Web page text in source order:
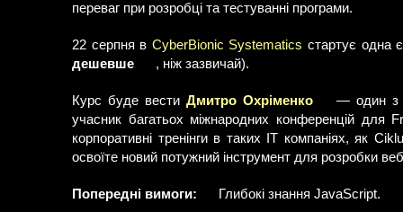
переваг при розробці та тестуванні програми.
22 серпня в CyberBionic Systematics стартує одна
дешевше
, ніж зазвичай).
Курс буде вести Дмитро Охріменко
— один з
учасник багатьох міжнародних конференцій для
корпоративні тренінги в таких IT компаніях, як
освоїте новий потужний інструмент для розробки
Попередні вимоги: Глибокі знання JavaScript.